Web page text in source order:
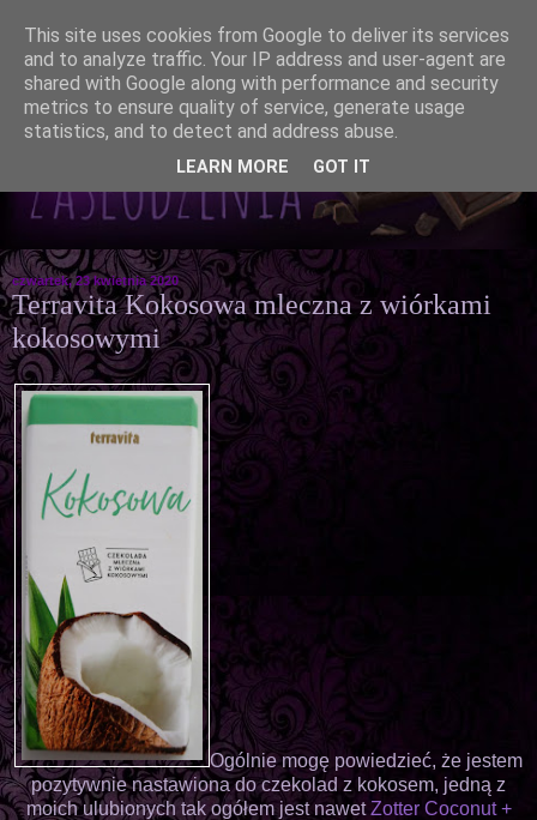
czwartek, 23 kwietnia 2020
Terravita Kokosowa mleczna z wiórkami
kokosowymi
Ogólnie mogę powiedzieć, że jestem
pozytywnie nastawiona do czekolad z kokosem, jedną z
moich ulubionych tak ogółem jest nawetZotter Coconut +
This site uses cookies from Google to deliver its services
and to analyze traffic. Your IP address and user-agent are
shared with Google along with performance and security
metrics to ensure quality of service, generate usage
statistics, and to detect and address abuse.
LEARN MORE GOT IT